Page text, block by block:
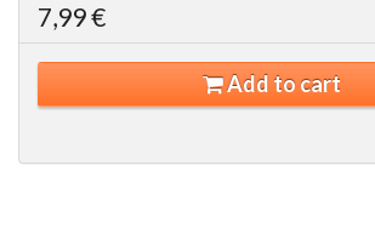
7,99 €
Add to cart